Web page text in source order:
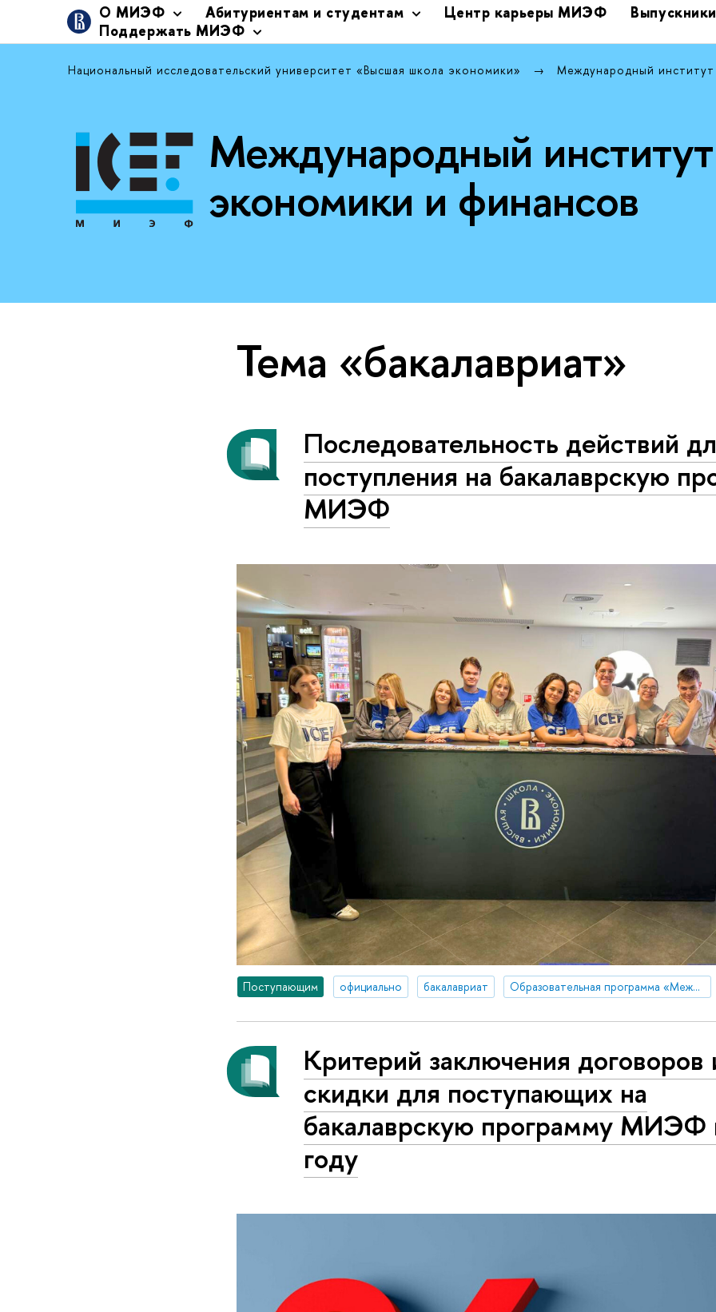
О МИЭФ Абитуриентам и студентам Центр карьеры МИЭФ
Выпускники
Поддержать МИЭФ
Национальный исследовательский университет «Высшая школа экономики» Международный
Международный институт
экономики и финансов
Тема «бакалавриат»
Последовательность действий
поступления на бакалаврскую
МИЭФ
Поступающим официально бакалавриат Образовательная программа «Международная программа по экономике и финансам»
Критерий заключения договоров
скидки для поступающих на
бакалаврскую программу МИЭФ
году